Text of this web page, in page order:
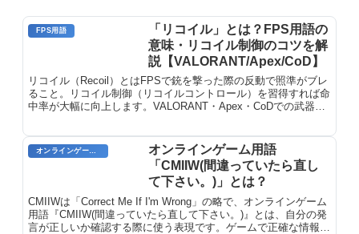
FPS用語
「リコイル」とは？FPS用語の
意味・リコイル制御のコツを解
説【VALORANT/Apex/CoD】
リコイル（Recoil）とはFPSで銃を撃った際の反動で照準がブレ
ること。リコイル制御（リコイルコントロール）を習得すれば命
中率が大幅に向上します。VALORANT・Apex・CoDでの武器別
オンラインゲームのプレイに関する用語
オンラインゲーム用語
「CMIIW(間違っていたら直し
て下さい。)」とは？
CMIIWは「Correct Me If I'm Wrong」の略で、オンラインゲーム
用語『CMIIW(間違っていたら直して下さい。)』とは、自分の発
言が正しいか確認する際に使う表現です。ゲームで正確な情報共